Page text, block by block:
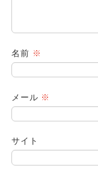
名前 ※
メール ※
サイト